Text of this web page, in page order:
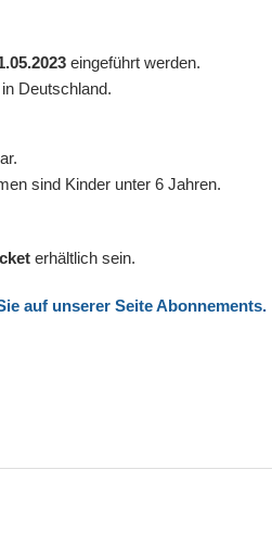
eingeführt werden.
Deutschland.
sind Kinder unter 6 Jahren.
erhältlich sein.
auf unserer Seite Abonnements.